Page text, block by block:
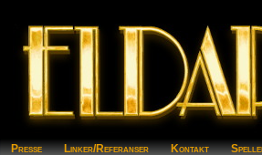
Presse Linker/Referanser Kontakt